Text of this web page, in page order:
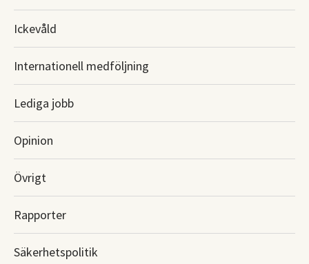
Ickevåld
Internationell medföljning
Lediga jobb
Opinion
Övrigt
Rapporter
Säkerhetspolitik